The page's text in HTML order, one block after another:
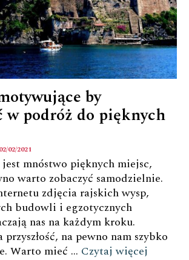
by
w podróż do pięknych
02/02/2021
mnóstwo pięknych miejsc,
warto zobaczyć samodzielnie.
zdjęcia rajskich wysp,
budowli i egzotycznych
nas na każdym kroku.
przyszłość, na pewno nam szybko
Warto mieć … Czytaj więcej